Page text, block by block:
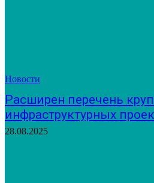
Новости
Расширен перечень
инфраструктурных
28.08.2025